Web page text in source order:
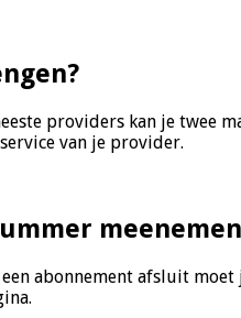
providers kan je twee
van je provider.
abonnement afsluit